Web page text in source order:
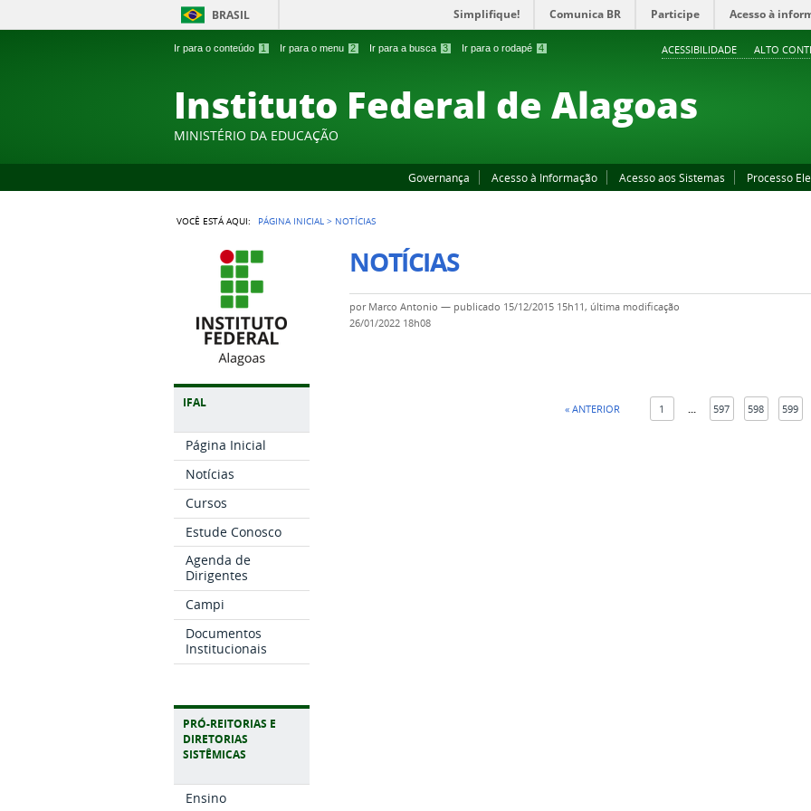
Ir para o conteúdo 1 Ir para o menu 2 Ir para a busca 3 Ir para o rodapé 4 ACESSIBILIDADE ALTO
BRASIL Simplifique! Comunica BR Participe Acesso à
Instituto Federal de Alagoas
MINISTÉRIO DA EDUCAÇÃO
Governança Acesso à Informação Acesso aos Sistemas Processo
VOCÊ ESTÁ AQUI: PÁGINA INICIAL > NOTÍCIAS
IFAL
Página Inicial
Notícias
Cursos
Estude Conosco
Agenda de
Dirigentes
Campi
Documentos
Institucionais
PRÓ-REITORIAS E
DIRETORIAS
SISTÊMICAS
Ensino
NOTÍCIAS
por Marco Antonio — publicado 15/12/2015 15h11, última modificação
26/01/2022 18h08
« ANTERIOR 1 597 598 599